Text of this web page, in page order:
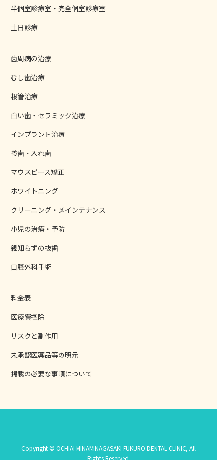
半個室診療室・完全個室診療室
土日診療
歯周病の治療
むし歯治療
根管治療
白い歯・セラミック治療
インプラント治療
義歯・入れ歯
マウスピース矯正
ホワイトニング
クリーニング・メインテナンス
小児の治療・予防
親知らずの抜歯
口腔外科手術
料金表
医療費控除
リスクと副作用
未承認医薬品等の明示
掲載の必要な事項について
Copyright © OCHIAI MINAMINAGASAKI FUKURO DENTAL CLINIC, All
Rights Reserved.